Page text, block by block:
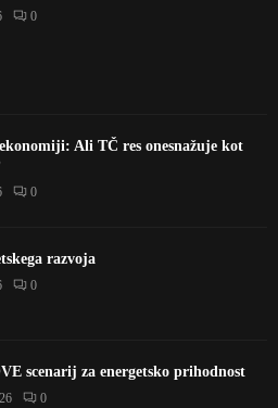
0
Ali TČ res onesnažuje kot
0
razvoja
0
scenarij za energetsko prihodnost
0